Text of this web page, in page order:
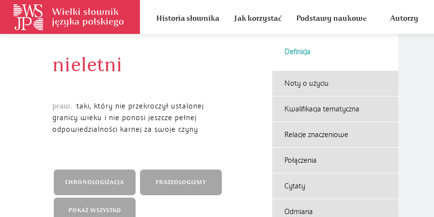
Historia słownika Jak korzystać Podstawy naukowe Autorzy
nieletni
Definicja
praw. taki, który nie przekroczył ustalonej
granicy wieku i nie ponosi jeszcze pełnej
odpowiedzialności karnej za swoje czyny
Noty o użyciu
Kwalifikacja tematyczna
Relacje znaczeniowe
Połączenia
Cytaty
Odmiana
CHRONOLOGIZACJA FRAZEOLOGIZMY
POKAŻ WSZYSTKO